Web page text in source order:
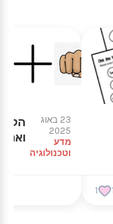
1
1
23 באוג
2025
מדע
וטכנולוגיה
הקשר